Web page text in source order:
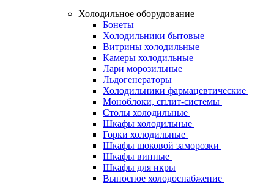
Холодильное оборудование
Бонеты
Холодильники бытовые
Витрины холодильные
Камеры холодильные
Лари морозильные
Льдогенераторы
Холодильники фармацевтические
Моноблоки, сплит-системы
Столы холодильные
Шкафы холодильные
Горки холодильные
Шкафы шоковой заморозки
Шкафы винные
Шкафы для икры
Выносное холодоснабжение